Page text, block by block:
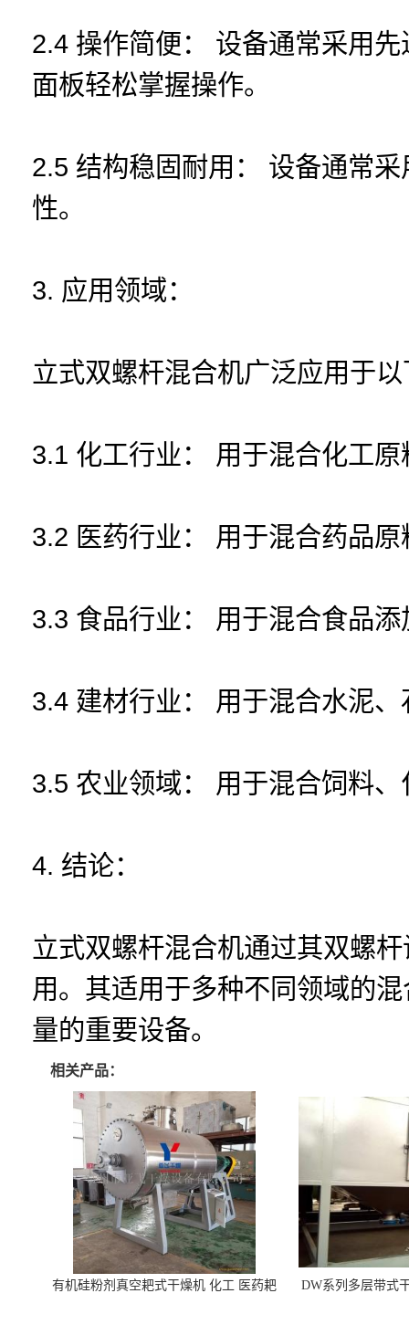
2.4 操作简便： 设备通常采用
面板轻松掌握操作。
2.5 结构稳固耐用： 设备通常
性。
3. 应用领域：
立式双螺杆混合机广泛应用于
3.1 化工行业： 用于混合化工
3.2 医药行业： 用于混合药品
3.3 食品行业： 用于混合食品
3.4 建材行业： 用于混合水泥
3.5 农业领域： 用于混合饲料、
4. 结论：
立式双螺杆混合机通过其双螺
用。其适用于多种不同领域的
量的重要设备。
相关产品：
有机硅粉剂真空耙式干燥机 化工 医药耙
DW系列多层带式